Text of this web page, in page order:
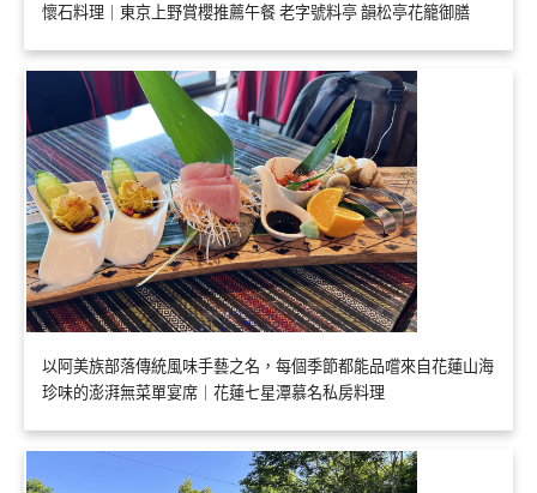
懷石料理｜東京上野賞櫻推薦午餐 老字號料亭 韻松亭花籠御膳
以阿美族部落傳統風味手藝之名，每個季節都能品嚐來自花蓮山海
珍味的澎湃無菜單宴席｜花蓮七星潭慕名私房料理